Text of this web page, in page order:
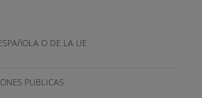
O DE LA UE
PUBLICAS